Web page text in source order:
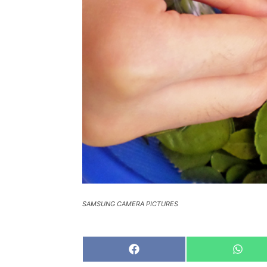
SAMSUNG CAMERA PICTURES
Share
on
Share
on